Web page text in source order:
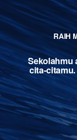
RAIH
Sekolahmu
cita-